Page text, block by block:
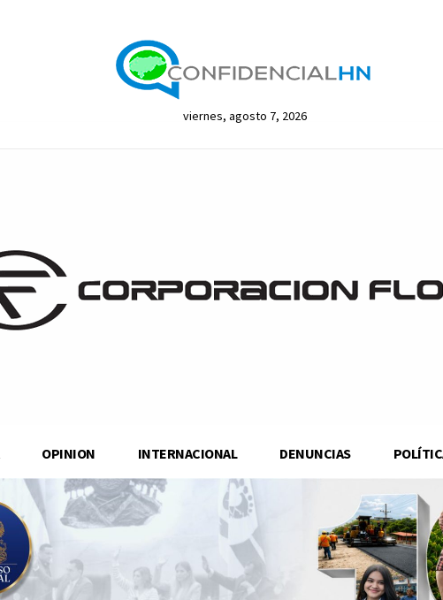
viernes, agosto 7, 2026
OPINION INTERNACIONAL DENUNCIAS